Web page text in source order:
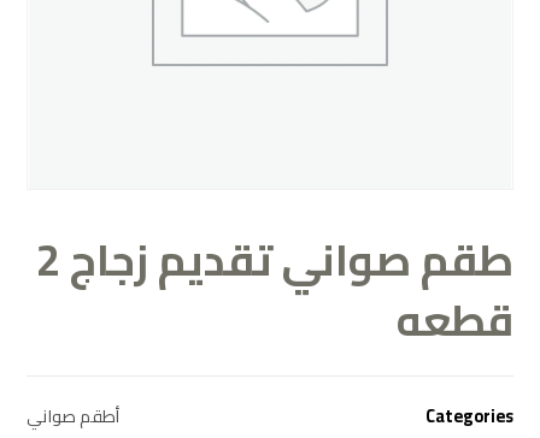
طقم صواني تقديم زجاج 2
قطعه
Categories أطقم صواني